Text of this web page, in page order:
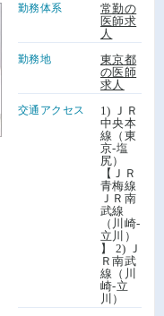
勤務体系
常勤の
医師求
人
勤務地
東京都
の医師
求人
交通アクセス
1) ＪＲ
中央本
線（東
京-塩
尻）
【ＪＲ
青梅線
ＪＲ南
武線
（川崎-
立川）
】 2) Ｊ
Ｒ南武
線（川
崎-立
川）